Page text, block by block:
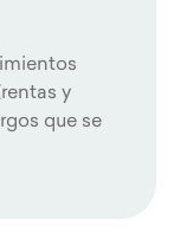
y
que se